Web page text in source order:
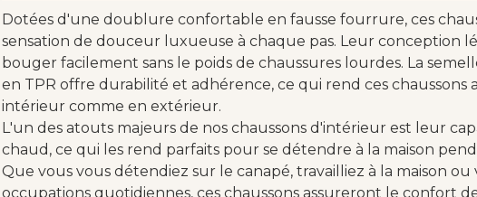
Dotées d'une doublure confortable en fausse fourrure, ces
sensation de douceur luxueuse à chaque pas. Leur conception
bouger facilement sans le poids de chaussures lourdes. La
en TPR offre durabilité et adhérence, ce qui rend ces chaussons
intérieur comme en extérieur.
L'un des atouts majeurs de nos chaussons d'intérieur est leur
chaud, ce qui les rend parfaits pour se détendre à la maison
Que vous vous détendiez sur le canapé, travailliez à la maison
occupations quotidiennes, ces chaussons assureront le confort